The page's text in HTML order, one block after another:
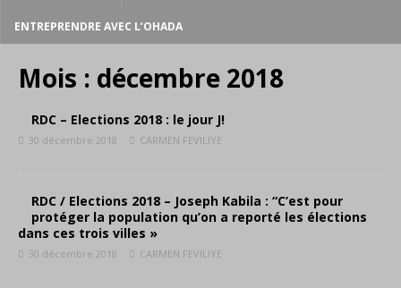
ENTREPRENDRE AVEC L’OHADA
Mois : décembre 2018
RDC – Elections 2018 : le jour J!
30 décembre 2018 CARMEN FEVILIYE
RDC / Elections 2018 – Joseph Kabila : “C’est pour
protéger la population qu’on a reporté les élections
dans ces trois villes »
30 décembre 2018 CARMEN FEVILIYE